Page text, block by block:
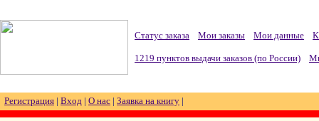
Статус заказа Мои заказы Мои данные
1219 пунктов выдачи заказов (по России)
Регистрация | Вход | О нас | Заявка на книгу |